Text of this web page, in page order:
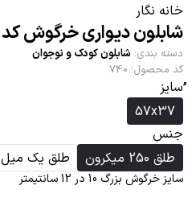
خانه نگار
شابلون دیواری خرگوش کد 740
دسته بندی: شابلون کودک و نوجوان
کد محصول:
740
ُسایز
57x37
جنس
طلق 250 میکرون
طلق یک میل
سایز خرگوش بزرگ 10 در 12 سانتیمتر